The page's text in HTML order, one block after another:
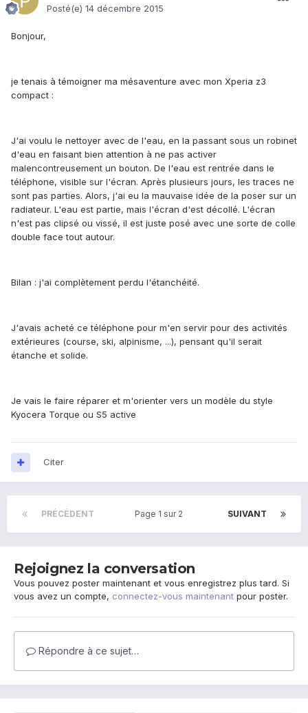
Posté(e) 14 décembre 2015
Bonjour,
je tenais à témoigner ma mésaventure avec mon Xperia z3
compact :
J'ai voulu le nettoyer avec de l'eau, en la passant sous un robinet
d'eau en faisant bien attention à ne pas activer
malencontreusement un bouton. De l'eau est rentrée dans le
téléphone, visible sur l'écran. Après plusieurs jours, les traces ne
sont pas parties. Alors, j'ai eu la mauvaise idée de la poser sur un
radiateur. L'eau est partie, mais l'écran d'est décollé. L'écran
n'est pas clipsé ou vissé, il est juste posé avec une sorte de colle
double face tout autour.
Bilan : j'ai complètement perdu l'étanchéité.
J'avais acheté ce téléphone pour m'en servir pour des activités
extérieures (course, ski, alpinisme, ...), pensant qu'il serait
étanche et solide.
Je vais le faire réparer et m'orienter vers un modèle du style
Kyocera Torque ou S5 active
Citer
PRÉCÉDENT SUIVANT
Page 1 sur 2
Rejoignez la conversation
Vous pouvez poster maintenant et vous enregistrez plus tard. Si
vous avez un compte, connectez-vous maintenant pour poster.
Répondre à ce sujet…